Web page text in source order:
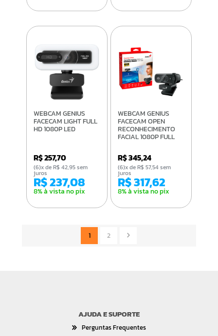
WEBCAM GENIUS
FACECAM LIGHT FULL
HD 1080P LED
R$ 257,70
R$ 237,08
8% à vista no pix
(6)x de R$ 42,95 sem
juros
WEBCAM GENIUS
FACECAM OPEN
RECONHECIMENTO
FACIAL 1080P FULL
R$ 345,24
R$ 317,62
8% à vista no pix
(6)x de R$ 57,54 sem
juros
1 2
AJUDA E SUPORTE
Perguntas Frequentes